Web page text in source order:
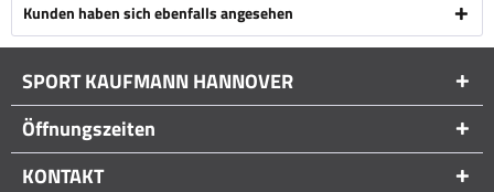
Kunden haben sich ebenfalls angesehen
SPORT KAUFMANN HANNOVER
Öffnungszeiten
KONTAKT